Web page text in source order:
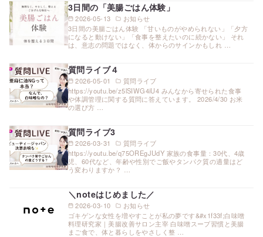
2026-05-13 お知らせ
3日間の「美腸ごはん体験」
3日間の美腸ごはん体験 「甘いものがやめられない」「夕方
になると動けない」「食事を整えたいのに続かない」 それ
は、意志の問題ではなく、体からのサインかもしれ …
2026-05-01 質問ライブ
質問ライブ４
https://youtu.be/z5lSIWG4iU4 みんなから寄せられた食事
や体調管理に関する質問に答えています。 2026/4/30 お米
の選び方 …
2026-03-31 質問ライブ
質問ライブ3
https://youtu.be/q75OREgJUdY 家族の食事量：30代、4歳
児、60代など、年齢や性別でご飯やタンパク質の適量はど
う変わりますか？ …
2026-03-10 お知らせ
＼noteはじめました／
ゴキゲンな女性を増やすことが私の夢です&#x1f33f;白味噌
料理研究家｜美腸改善サロン主宰 白味噌スープ習慣と美腸
まご食で、体と暮らしをやさしく整 …